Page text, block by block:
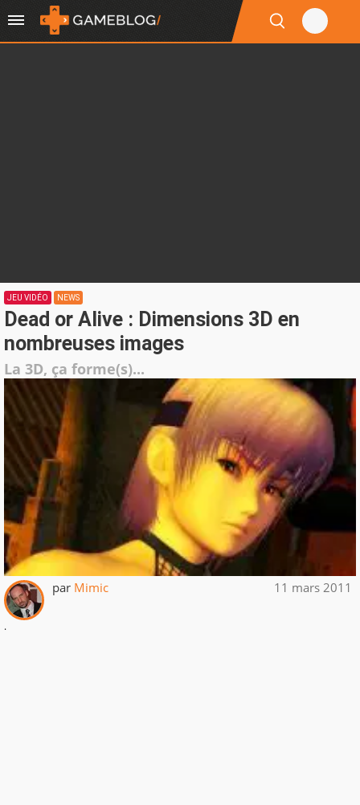
JEU VIDÉO NEWS
Dead or Alive : Dimensions 3D en
nombreuses images
La 3D, ça forme(s)...
par Mimic 11 mars 2011
.